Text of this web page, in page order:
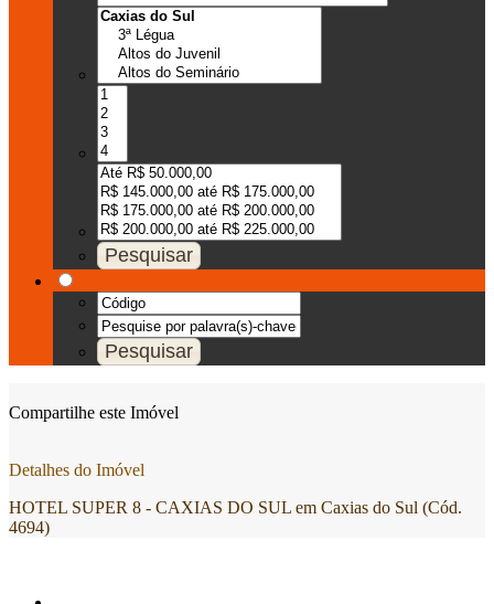
Compartilhe este Imóvel
Detalhes do Imóvel
HOTEL SUPER 8 - CAXIAS DO SUL em Caxias do Sul (Cód.
4694)